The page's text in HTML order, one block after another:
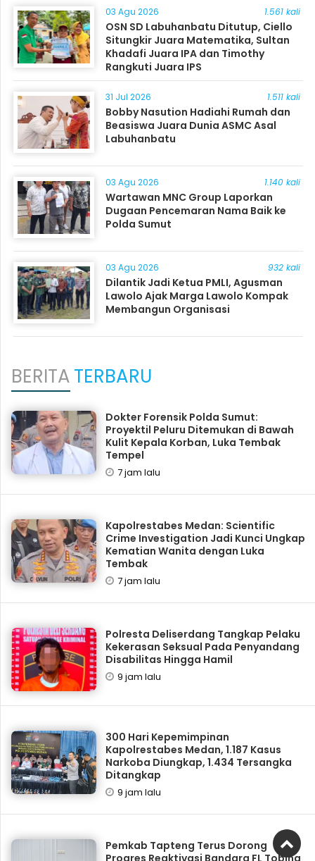
03 Agu 2026 1.561 kali
OSN SD Labuhanbatu Ditutup, Ciello
Situngkir Juara Matematika, Sultan
Khadafi Juara IPA dan Timothy
Rangkuti Juara IPS
31 Jul 2026 1.511 kali
Bobby Nasution Hadiahi Rumah dan
Beasiswa Juara Dunia ASMC Asal
Labuhanbatu
03 Agu 2026 1.140 kali
Wartawan MNC Group Laporkan
Dugaan Pencemaran Nama Baik ke
Polda Sumut
03 Agu 2026 932 kali
Dilantik Jadi Ketua PMLI, Agusman
Lawolo Ajak Marga Lawolo Kompak
Membangun Organisasi
BERITATERBARU
Dokter Forensik Polda Sumut:
Proyektil Peluru Ditemukan di Bawah
Kulit Kepala Korban, Luka Tembak
Tempel
7 jam lalu
Kapolrestabes Medan: Scientific
Crime Investigation Jadi Kunci Ungkap
Kematian Wanita dengan Luka
Tembak
7 jam lalu
Polresta Deliserdang Tangkap Pelaku
Kekerasan Seksual Pada Penyandang
Disabilitas Hingga Hamil
9 jam lalu
300 Hari Kepemimpinan
Kapolrestabes Medan, 1.187 Kasus
Narkoba Diungkap, 1.434 Tersangka
Ditangkap
9 jam lalu
Pemkab Tapteng Terus Dorong
Progres Reaktivasi Bandara FL Tobing